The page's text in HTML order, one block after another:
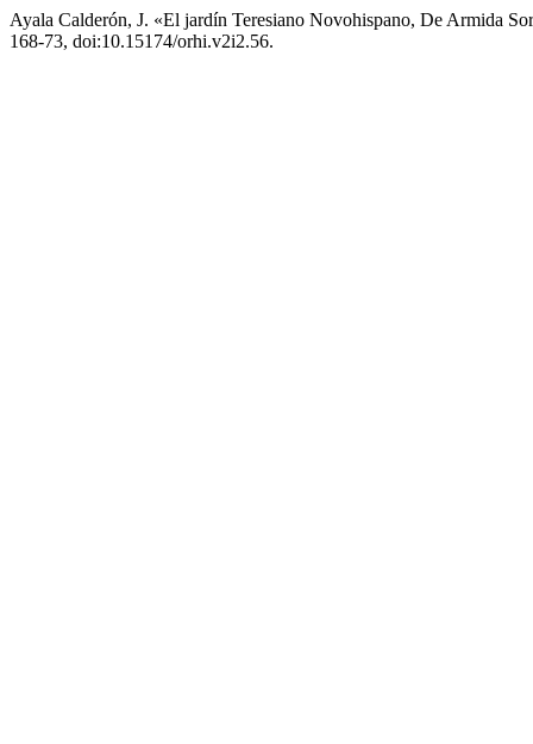
Ayala Calderón, J. «El jardín Teresiano Novohispano, De Armida
168-73, doi:10.15174/orhi.v2i2.56.